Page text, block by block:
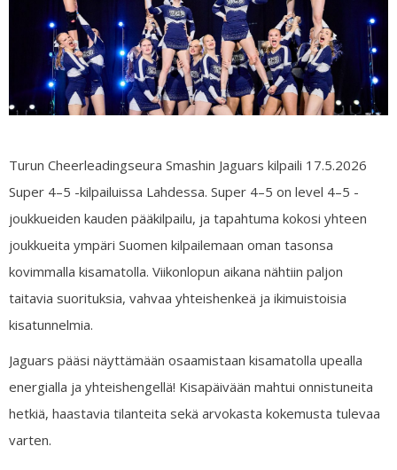
Turun Cheerleadingseura Smashin Jaguars kilpaili 17.5.2026
Super 4–5 -kilpailuissa Lahdessa. Super 4–5 on level 4–5 -
joukkueiden kauden pääkilpailu, ja tapahtuma kokosi yhteen
joukkueita ympäri Suomen kilpailemaan oman tasonsa
kovimmalla kisamatolla. Viikonlopun aikana nähtiin paljon
taitavia suorituksia, vahvaa yhteishenkeä ja ikimuistoisia
kisatunnelmia.
Jaguars pääsi näyttämään osaamistaan kisamatolla upealla
energialla ja yhteishengellä! Kisapäivään mahtui onnistuneita
hetkiä, haastavia tilanteita sekä arvokasta kokemusta tulevaa
varten.